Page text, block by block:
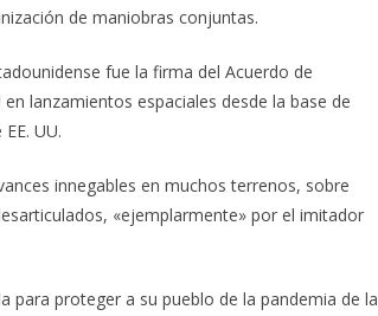
de maniobras conjuntas.
fue la firma del Acuerdo de
lanzamientos espaciales desde la base de
UU.
innegables en muchos terrenos, sobre
«ejemplarmente» por el imitador
para proteger a su pueblo de la pandemia de la